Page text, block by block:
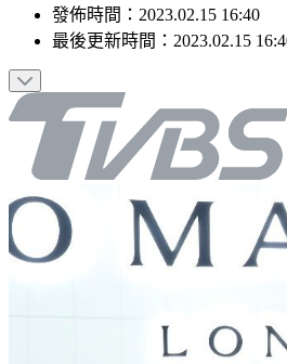
最後更新時間：2023.02.15 16:40